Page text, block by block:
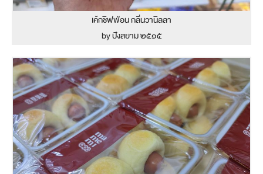
เค้กชิฟฟ่อน กลิ่นวานิลลา
by ปังสยาม ๒๕๑๕